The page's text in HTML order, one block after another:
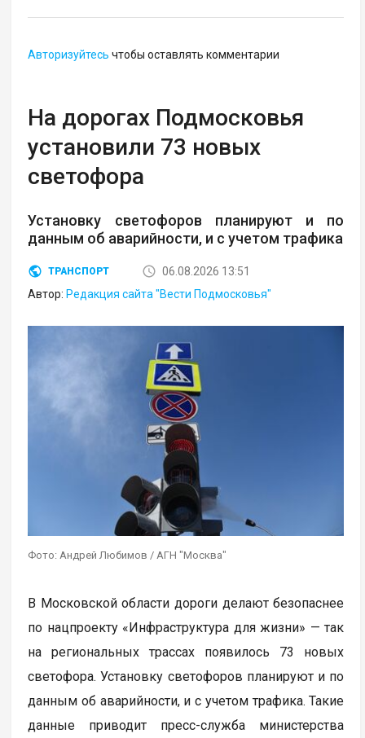
Авторизуйтесь чтобы оставлять комментарии
На дорогах Подмосковья
установили 73 новых
светофора
Установку светофоров планируют и по
данным об аварийности, и с учетом трафика
ТРАНСПОРТ
06.08.2026 13:51
Автор: Редакция сайта "Вести Подмосковья"
Фото: Андрей Любимов / АГН "Москва"
В Московской области дороги делают безопаснее
по нацпроекту «Инфраструктура для жизни» — так
на региональных трассах появилось 73 новых
светофора. Установку светофоров планируют и по
данным об аварийности, и с учетом трафика. Такие
данные приводит пресс-служба министерства